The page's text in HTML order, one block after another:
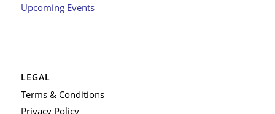
Upcoming Events
LEGAL
Terms & Conditions
Privacy Policy